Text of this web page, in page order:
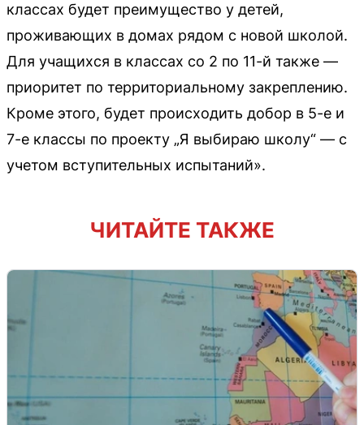
классах будет преимущество у детей,
проживающих в домах рядом с новой школой.
Для учащихся в классах со 2 по 11-й также —
приоритет по территориальному закреплению.
Кроме этого, будет происходить добор в 5-е и
7-е классы по проекту „Я выбираю школу“ — с
учетом вступительных испытаний».
ЧИТАЙТЕ ТАКЖЕ